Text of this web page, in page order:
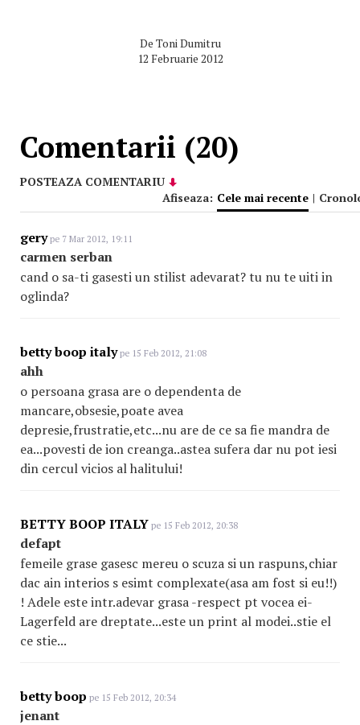
De Toni Dumitru
12 Februarie 2012
Comentarii (20)
POSTEAZA COMENTARIU
Afiseaza: Cele mai recente |
gerype 7 Mar 2012, 19:11
carmen serban
cand o sa-ti gasesti un stilist adevarat? tu nu te uiti in
oglinda?
betty boop italype 15 Feb 2012, 21:08
ahh
o persoana grasa are o dependenta de
mancare,obsesie,poate avea
depresie,frustratie,etc...nu are de ce sa fie mandra de
ea...povesti de ion creanga..astea sufera dar nu pot iesi
din cercul vicios al halitului!
BETTY BOOP ITALY pe 15 Feb 2012, 20:38
defapt
femeile grase gasesc mereu o scuza si un raspuns,chiar
dac ain interios s esimt complexate(asa am fost si eu!!)
! Adele este intr.adevar grasa -respect pt vocea ei-
Lagerfeld are dreptate...este un print al modei..stie el
ce stie...
betty boop pe 15 Feb 2012, 20:34
jenant